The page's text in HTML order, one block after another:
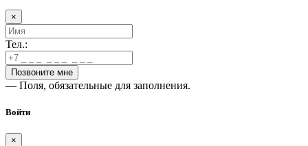
×
Тел.:
— Поля, обязательные для заполнения.
Войти
×